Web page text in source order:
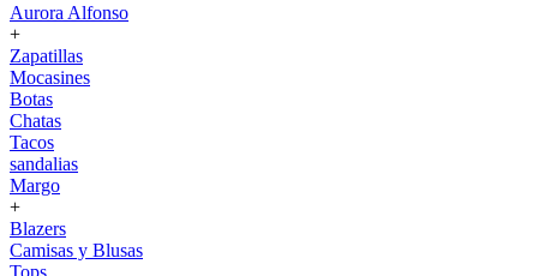
Aurora Alfonso
+
Zapatillas
Mocasines
Botas
Chatas
Tacos
sandalias
Margo
+
Blazers
Camisas y Blusas
Tops